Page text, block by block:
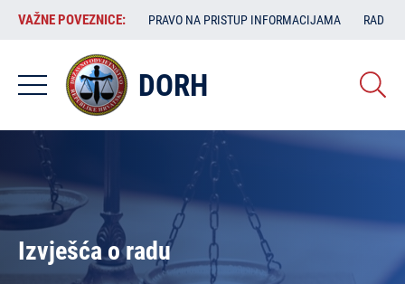
Skoči
sadržaj
VAŽNE
POVEZNICE:
VAŽNE POVEZNICE: PRAVO NA PRISTUP INFORMACIJAMA RAD
DORH
Izvješća o radu